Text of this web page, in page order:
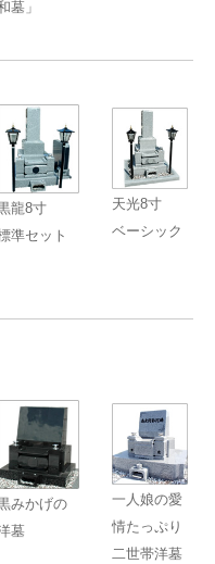
墓」
龍8寸
準セット
天光8寸
ベーシック
みかげの
墓
一人娘の愛
情たっぷり
二世帯洋墓